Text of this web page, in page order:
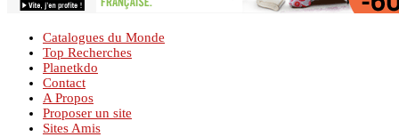
Catalogues du Monde
Top Recherches
Planetkdo
Contact
A Propos
Proposer un site
Sites Amis